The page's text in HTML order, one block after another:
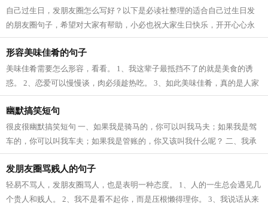
自己过生日，发朋友圈怎么写好？以下是必读社整理的适合自己过生日发
的朋友圈句子，希望对大家有帮助，小必也祝大家生日快乐，开开心心永
远幸福。 1、祝自己生日快乐！虽然是...
形容美味佳肴的句子
美味佳肴需要怎么形容，看看。 1、我这辈子最抵挡不了的就是美食的诱
惑。 2、恋爱可以慢慢谈，肉必须趁热吃。 3、如此美味佳肴，真的是人家
美味；这应该是我吃过的最好吃的美食...
幽默搞笑短句
很皮很幽默搞笑短句 一、如果我是骑马的，你可以叫我马夫；如果我是驾
车的，你可以叫我车夫；如果我是管账的，你又该叫我什么呢？ 二、我承
认有的时候太放纵自己。吃东西要到...
发朋友圈骂贱人的句子
轻易不骂人，发朋友圈骂人，也是表明一种态度。 1、人的一生总会遇见几
个贵人和贱人。 2、我不是看不起你，而是压根懒得理你。 3、我说话从来